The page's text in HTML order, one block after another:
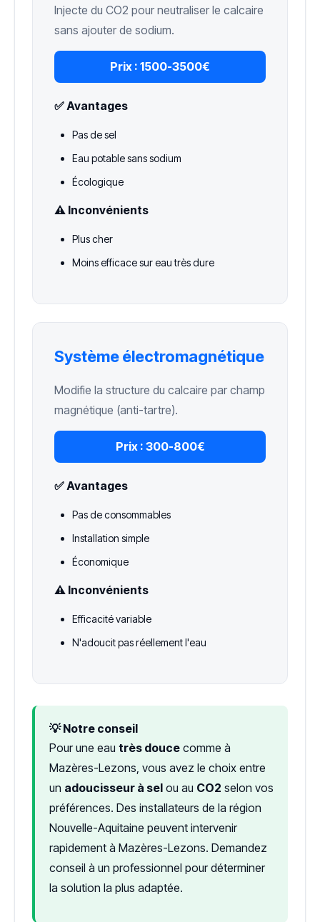
Injecte du CO2 pour neutraliser le calcaire
sans ajouter de sodium.
Prix : 1500-3500€
✅ Avantages
Pas de sel
Eau potable sans sodium
Écologique
⚠️ Inconvénients
Plus cher
Moins efficace sur eau très dure
Système électromagnétique
Modifie la structure du calcaire par champ
magnétique (anti-tartre).
Prix : 300-800€
✅ Avantages
Pas de consommables
Installation simple
Économique
⚠️ Inconvénients
Efficacité variable
N'adoucit pas réellement l'eau
💡 Notre conseil
Pour une eau très douce comme à
Mazères-Lezons, vous avez le choix entre
un adoucisseur à sel ou au CO2 selon vos
préférences. Des installateurs de la région
Nouvelle-Aquitaine peuvent intervenir
rapidement à Mazères-Lezons. Demandez
conseil à un professionnel pour déterminer
la solution la plus adaptée.